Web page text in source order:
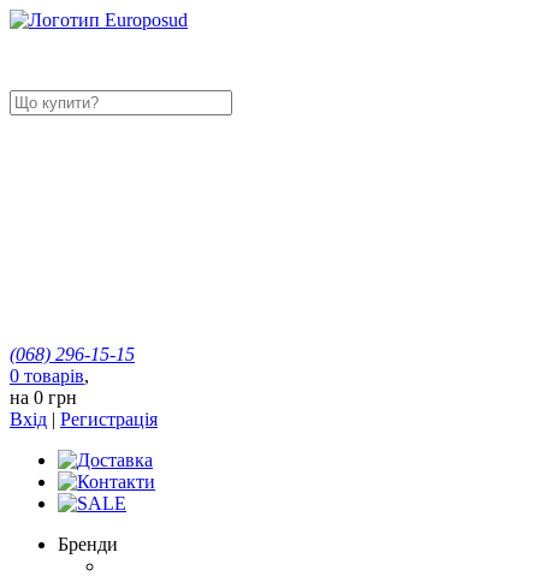
(068) 296-15-15
0 товарів,
на 0 грн
Вхід | Регистрація
Бренди